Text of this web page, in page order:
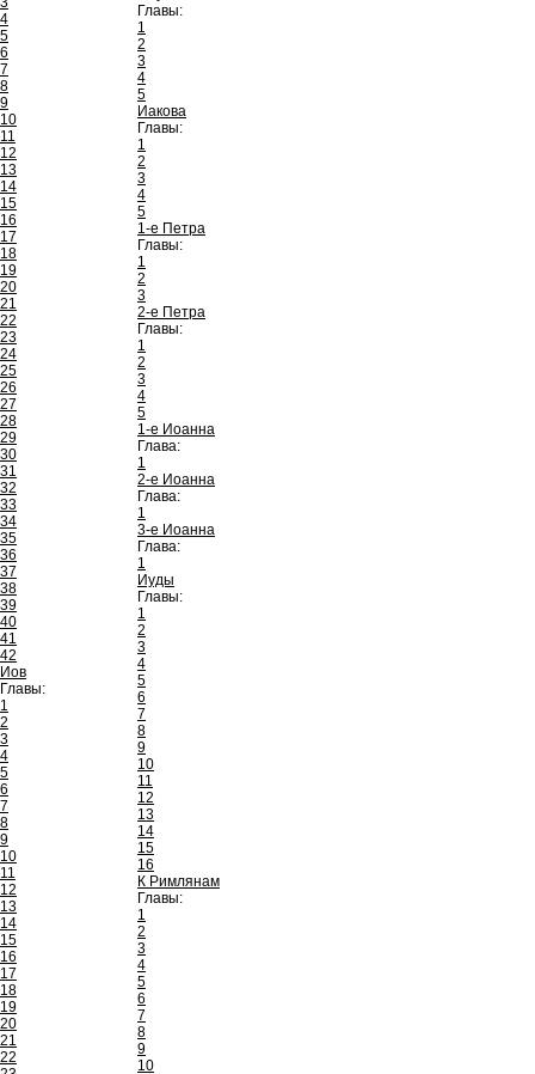
4
5
6
7
8
9
10
11
12
13
14
15
16
17
18
19
20
21
22
23
24
25
26
27
28
29
30
31
32
33
34
35
36
37
38
39
40
41
42
Иов
Главы:
1
2
3
4
5
6
7
8
9
10
11
12
13
14
15
16
17
18
19
20
21
22
Главы:
1
2
3
4
5
Иакова
Главы:
1
2
3
4
5
1-е Петра
Главы:
1
2
3
2-е Петра
Главы:
1
2
3
4
5
1-е Иоанна
Глава:
1
2-е Иоанна
Глава:
1
3-е Иоанна
Глава:
1
Иуды
Главы:
1
2
3
4
5
6
7
8
9
10
11
12
13
14
15
16
К Римлянам
Главы:
1
2
3
4
5
6
7
8
9
10